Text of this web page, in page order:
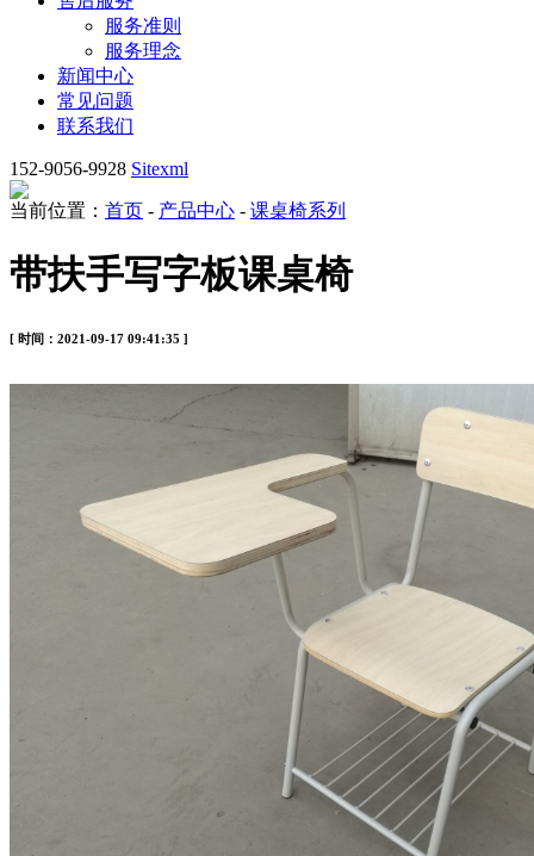
服务准则
服务理念
新闻中心
常见问题
联系我们
152-9056-9928 Sitexml
当前位置： 首页 - 产品中心 - 课桌椅系列
带扶手写字板课桌椅
[ 时间：2021-09-17 09:41:35 ]